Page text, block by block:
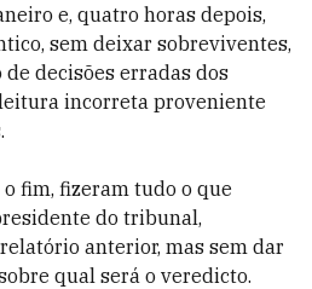
e, quatro horas depois,
sem deixar sobreviventes,
decisões erradas dos
incorreta proveniente
fim, fizeram tudo o que
do tribunal,
anterior, mas sem dar
qual será o veredicto.